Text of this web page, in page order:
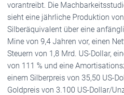
vorantreibt. Die
sieht eine jährliche Produktion
Silberäquivalent über eine
Mine von 9,4 Jahren vor, einen
Steuern von 1,8 Mrd. US-Dollar,
von 111 % und eine
einem Silberpreis von 35,50 US-
Goldpreis von 3.100 US-Dollar/